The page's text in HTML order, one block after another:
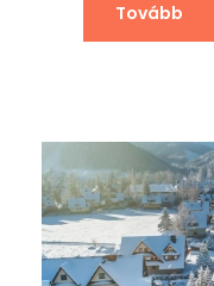
Tovább